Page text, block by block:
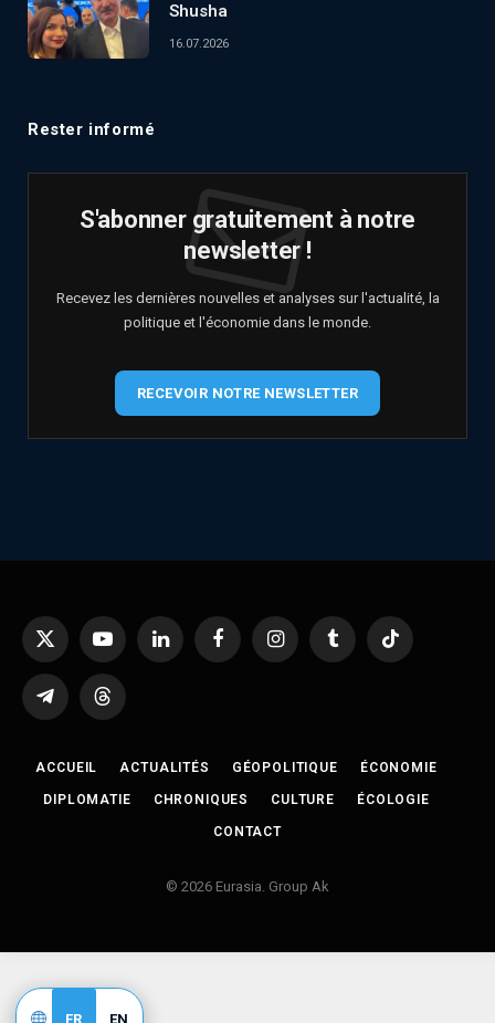
Shusha
16.07.2026
Rester informé
S'abonner gratuitement à notre
newsletter !
Recevez les dernières nouvelles et analyses sur l'actualité, la
politique et l'économie dans le monde.
RECEVOIR NOTRE NEWSLETTER
X
YouTubeLinkedIn FacebookInstagramTumblr TikTok
TelegramThreads
ACCUEIL ACTUALITÉS GÉOPOLITIQUE ÉCONOMIE
DIPLOMATIE CHRONIQUES CULTURE ÉCOLOGIE
CONTACT
© 2026 Eurasia. Group Ak
FR EN